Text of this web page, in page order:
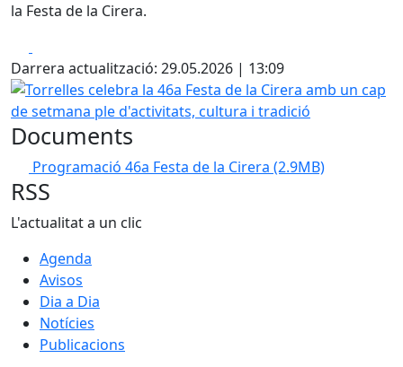
la Festa de la Cirera.
Darrera actualització: 29.05.2026 | 13:09
Torrelles celebra la 46a Festa de la Cirera amb un cap
Documents
Programació 46a Festa de la Cirera (2.9MB)
RSS
L'actualitat a un clic
Agenda
Avisos
Dia a Dia
Notícies
Publicacions